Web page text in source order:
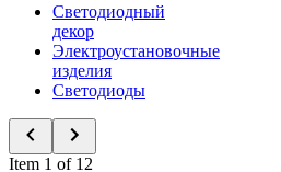
Светодиодный
декор
Электроустановочные
изделия
Светодиоды
Item 1 of 12